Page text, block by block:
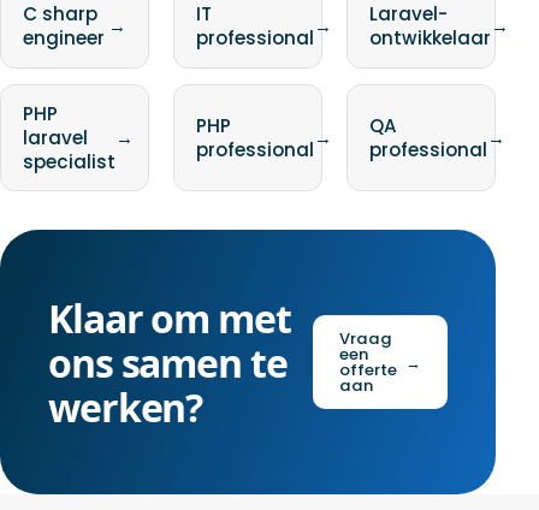
C sharp
engineer →
IT
professional→
Laravel-
ontwikkelaar→
PHP
laravel
specialist
→
PHP
professional→
QA
professional→
Klaar om met
ons samen te
werken?
Vraag
een
offerte
aan
→